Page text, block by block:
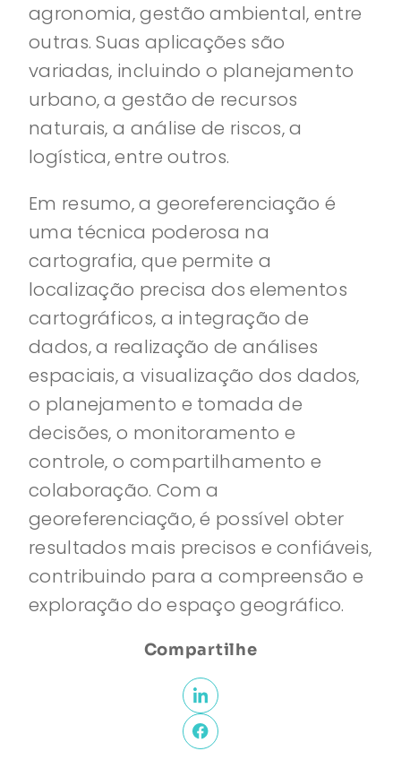
agronomia, gestão ambiental, entre
outras. Suas aplicações são
variadas, incluindo o planejamento
urbano, a gestão de recursos
naturais, a análise de riscos, a
logística, entre outros.
Em resumo, a georeferenciação é
uma técnica poderosa na
cartografia, que permite a
localização precisa dos elementos
cartográficos, a integração de
dados, a realização de análises
espaciais, a visualização dos dados,
o planejamento e tomada de
decisões, o monitoramento e
controle, o compartilhamento e
colaboração. Com a
georeferenciação, é possível obter
resultados mais precisos e confiáveis,
contribuindo para a compreensão e
exploração do espaço geográfico.
Compartilhe